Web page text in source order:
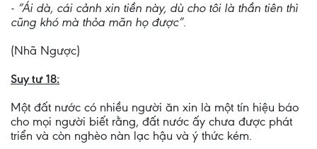
- “Ái dà, cái cảnh xin tiền này, dù cho tôi là thần tiên thì
cũng khó mà thỏa mãn họ được”.
(Nhã Ngược)
Suy tư 18:
Một đất nước có nhiều người ăn xin là một tín hiệu báo
cho mọi người biết rằng, đất nước ấy chưa được phát
triển và còn nghèo nàn lạc hậu và ý thức kém.